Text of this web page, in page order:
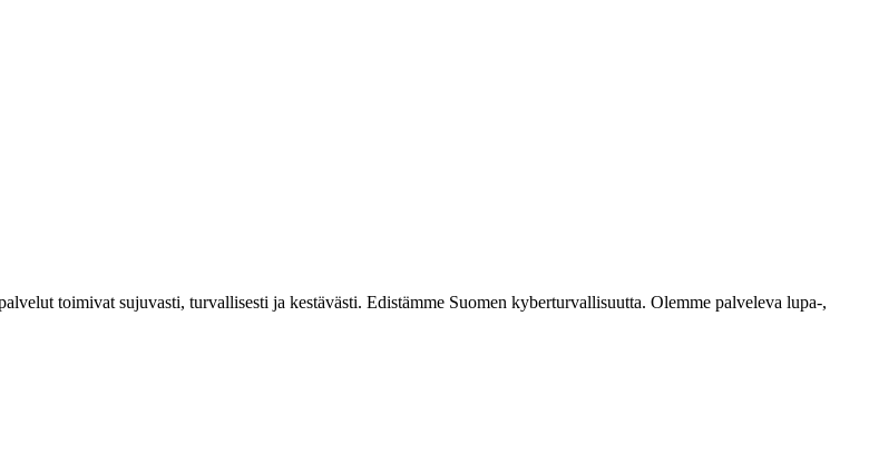
toimivat sujuvasti, turvallisesti ja kestävästi. Edistämme Suomen kyberturvallisuutta. Olemme palveleva lupa-,